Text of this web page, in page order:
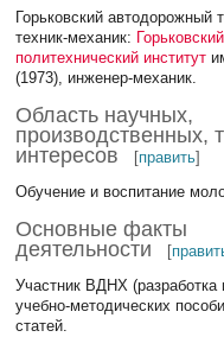
Горьковский автодорожный
техник-механик: Горьковский
политехнический институт
(1973), инженер-механик.
Область научных,
производственных,
интересов
[править]
Обучение и воспитание
Основные факты
деятельности
[
Участник ВДНХ (разработка
учебно-методических
статей.